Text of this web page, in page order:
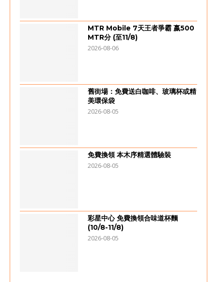
MTR Mobile 7天王者爭霸 嬴500
MTR分 (至11/8)
2026-08-06
舊街場：免費送白咖啡、玻璃杯或精
美環保袋
2026-08-05
免費換領 本木序精選體驗裝
2026-08-05
彩星中心 免費換領合味道杯麵
(10/8-11/8)
2026-08-05